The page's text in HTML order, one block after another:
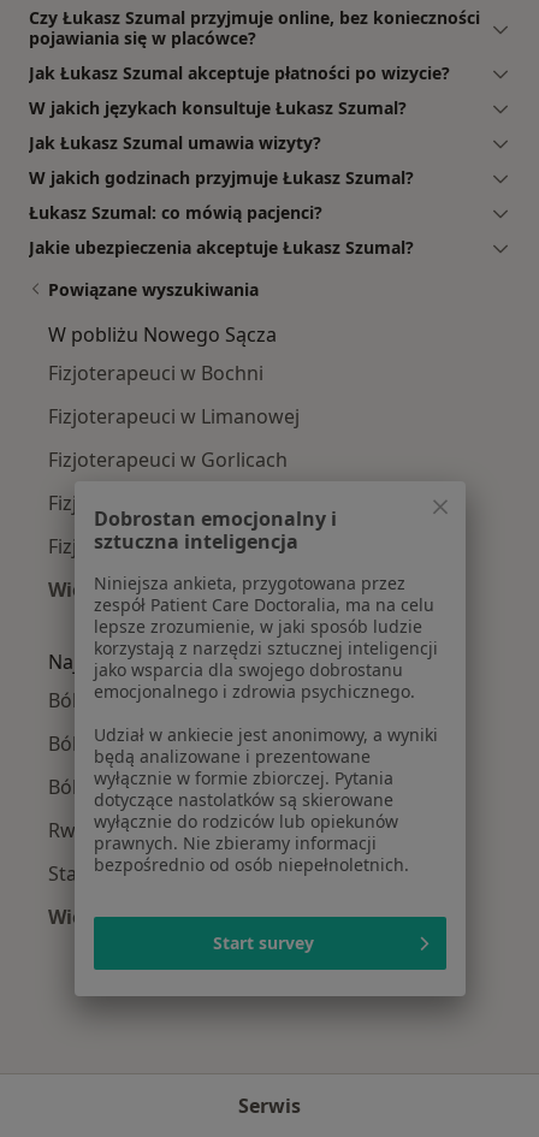
Czy Łukasz Szumal przyjmuje online, bez konieczności
pojawiania się w placówce?
Jak Łukasz Szumal akceptuje płatności po wizycie?
W jakich językach konsultuje Łukasz Szumal?
Jak Łukasz Szumal umawia wizyty?
W jakich godzinach przyjmuje Łukasz Szumal?
Łukasz Szumal: co mówią pacjenci?
Jakie ubezpieczenia akceptuje Łukasz Szumal?
Powiązane wyszukiwania
W pobliżu Nowego Sącza
Fizjoterapeuci w Bochni
Fizjoterapeuci w Limanowej
Fizjoterapeuci w Gorlicach
Fizjoterapeuci w Brzesku
Fizjoterapeuci w Krynicy-Zdroju
Więcej (14)
Więcej w kategorii: W pobliżu Nowego Sącza
Najczęście leczone choroby
Bóle kręgosłupa w Nowym Sączu
Ból barku w Nowym Sączu
Ból biodra w Nowym Sączu
Rwa kulszowa w Nowym Sączu
Stany pourazowe w Nowym Sączu
Więcej (15)
Więcej w kategorii: Najczęście leczone
Serwis
Dobrostan emocjonalny i
sztuczna inteligencja
Niniejsza ankieta, przygotowana przez
zespół Patient Care Doctoralia, ma na celu
lepsze zrozumienie, w jaki sposób ludzie
korzystają z narzędzi sztucznej inteligencji
jako wsparcia dla swojego dobrostanu
emocjonalnego i zdrowia psychicznego.
Udział w ankiecie jest anonimowy, a wyniki
będą analizowane i prezentowane
wyłącznie w formie zbiorczej. Pytania
dotyczące nastolatków są skierowane
wyłącznie do rodziców lub opiekunów
prawnych. Nie zbieramy informacji
bezpośrednio od osób niepełnoletnich.
Start survey